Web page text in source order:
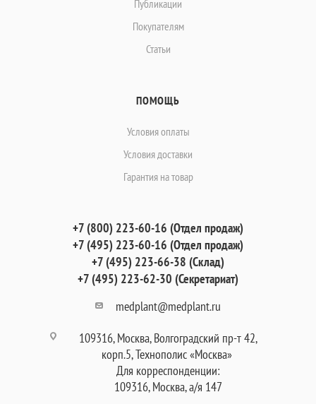
Публикации
Покупателям
Статьи
ПОМОЩЬ
Условия оплаты
Условия доставки
Гарантия на товар
+7 (800) 223-60-16 (Отдел продаж)
+7 (495) 223-60-16 (Отдел продаж)
+7 (495) 223-66-38 (Склад)
+7 (495) 223-62-30 (Секретариат)
medplant@medplant.ru
109316, Москва, Волгоградский пр-т 42,
корп.5, Технополис «Москва»
Для корреспонденции:
109316, Москва, а/я 147